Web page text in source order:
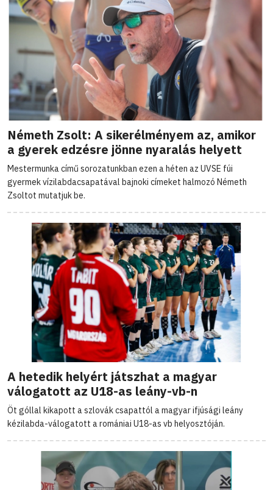
Németh Zsolt: A sikerélményem az, amikor
a gyerek edzésre jönne nyaralás helyett
Mestermunka című sorozatunkban ezen a héten az UVSE fúi
gyermek vízilabdacsapatával bajnoki címeket halmozó Németh
Zsoltot mutatjuk be.
A hetedik helyért játszhat a magyar
válogatott az U18-as leány-vb-n
Öt góllal kikapott a szlovák csapattól a magyar ifjúsági leány
kézilabda-válogatott a romániai U18-as vb helyosztóján.